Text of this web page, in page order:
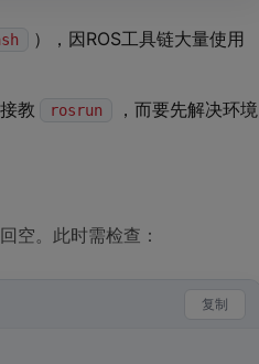
），因ROS工具链大量使用
教 rosrun
，而要先解决环境
空。此时需检查：
复制